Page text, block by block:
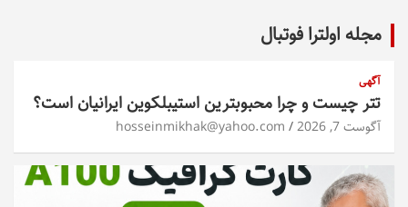
مجله اولترا فوتبال
آگهی
تتر چیست و چرا محبوبترین استیبلکوین ایرانیان است؟
آگوست 7, 2026 hosseinmikhak@yahoo.com